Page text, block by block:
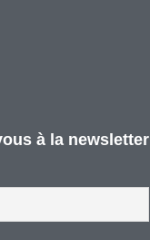
à la newsletter